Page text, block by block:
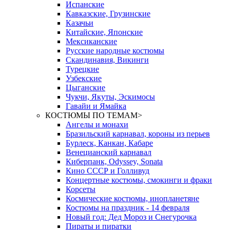
Испанские
Кавказские, Грузинские
Казачьи
Китайские, Японские
Мексиканские
Русские народные костюмы
Скандинавия, Викинги
Турецкие
Узбекские
Цыганские
Чукчи, Якуты, Эскимосы
Гавайи и Ямайка
КОСТЮМЫ ПО ТЕМАМ>
Ангелы и монахи
Бразильский карнавал, короны из перьев
Бурлеск, Канкан, Кабаре
Венецианский карнавал
Киберпанк, Odyssey, Sonata
Кино СССР и Голливуд
Концертные костюмы, смокинги и фраки
Корсеты
Космические костюмы, инопланетяне
Костюмы на праздник - 14 февраля
Новый год: Дед Мороз и Снегурочка
Пираты и пиратки